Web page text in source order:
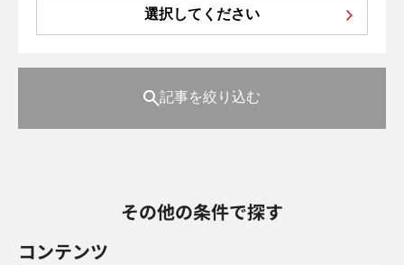
選択してください
記事を絞り込む
その他の条件で探す
コンテンツ